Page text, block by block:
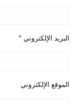
البريد الإلكتروني *
الموقع الإلكتروني